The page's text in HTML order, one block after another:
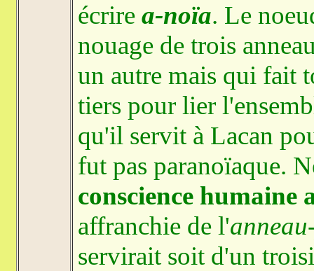
écrire a-noïa. Le
nouage de trois
un autre mais qui fait
tiers pour lier
qu'il servit à Lacan
fut pas paranoïaque.
conscience humaine
affranchie de l'
servirait soit d'un